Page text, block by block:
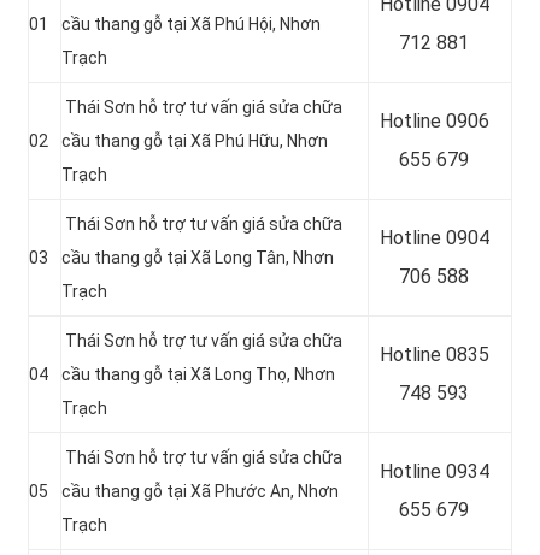
01
cầu thang gỗ tại Xã Phú Hội, Nhơn
Trạch
712 881
02
Thái Sơn hỗ trợ tư vấn giá sửa chữa
cầu thang gỗ tại Xã Phú Hữu, Nhơn
Trạch
Hotline 0906
655 679
03
Thái Sơn hỗ trợ tư vấn giá sửa chữa
cầu thang gỗ tại Xã Long Tân, Nhơn
Trạch
Hotline 0904
706 588
04
Thái Sơn hỗ trợ tư vấn giá sửa chữa
cầu thang gỗ tại Xã Long Thọ, Nhơn
Trạch
Hotline 0835
748 593
05
Thái Sơn hỗ trợ tư vấn giá sửa chữa
cầu thang gỗ tại Xã Phước An, Nhơn
Trạch
Hotline 0934
655 679